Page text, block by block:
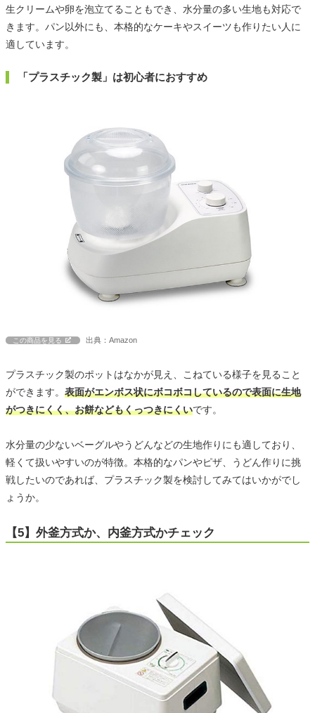
生クリームや卵を泡立てることもでき、水分量の多い生地も対応で
きます。パン以外にも、本格的なケーキやスイーツも作りたい人に
適しています。
「プラスチック製」は初心者におすすめ
この商品を見る 出典：Amazon
プラスチック製のポットはなかが見え、こねている様子を見ること
ができます。 表面がエンボス状にボコボコしているので表面に生地
がつきにくく、お餅などもくっつきにくいです。
水分量の少ないベーグルやうどんなどの生地作りにも適しており、
軽くて扱いやすいのが特徴。本格的なパンやピザ、うどん作りに挑
戦したいのであれば、プラスチック製を検討してみてはいかがでし
ょうか。
【5】外釜方式か、内釜方式かチェック